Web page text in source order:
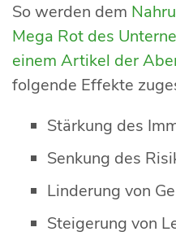
So werden dem
Mega Rot des
einem Artikel der
folgende Effekte
Stärkung des
Senkung des
Linderung von
Steigerung von